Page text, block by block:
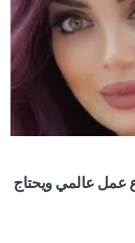
عمل عالمي ويحتاج